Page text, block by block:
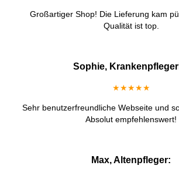
Großartiger Shop! Die Lieferung kam
Qualität ist top.
Sophie,
★★★★★
Sehr benutzerfreundliche Webseite und
Absolut empfehlenswert!
Max, Altenpfleger: